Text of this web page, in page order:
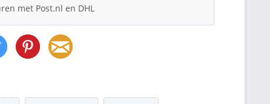
met Post.nl en DHL